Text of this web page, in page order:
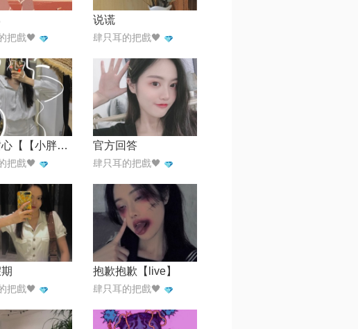
把戲🖤
说谎
肆只耳的把戲🖤
霓虹甜心【【小胖】】
把戲🖤
官方回答
肆只耳的把戲🖤
把戲🖤
抱歉抱歉【live】
肆只耳的把戲🖤